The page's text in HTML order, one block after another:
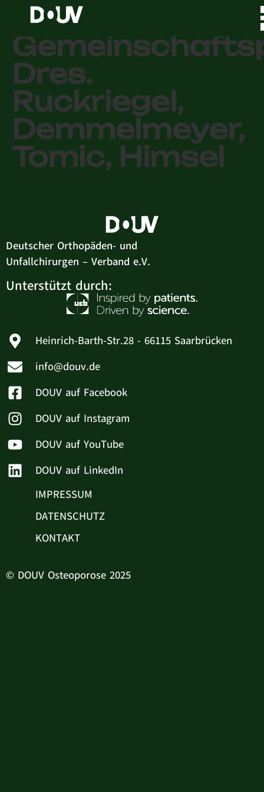
Orthopädische
Dres.
Ruckriegel,
Demmelmeyer,
Tomic, Himsel
Deutscher Orthopäden- und
Unfallchirurgen – Verband e.V.
Unterstützt durch:
Heinrich-Barth-Str.28 - 66115 Saarbrücken
info@douv.de
DOUV auf Facebook
DOUV auf Instagram
DOUV auf YouTube
DOUV auf LinkedIn
IMPRESSUM
DATENSCHUTZ
KONTAKT
© DOUV Osteoporose 2025